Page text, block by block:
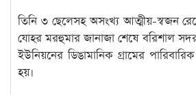
তিনি ৩ ছেলেসহ অসংখ্য আত্মীয়-স্বজন
যোহর মরহুমার জানাজা শেষে বরিশাল
ইউনিয়নের ডিঙামানিক গ্রামের
হয়।